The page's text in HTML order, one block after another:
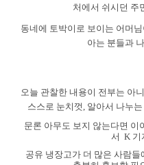
처에서 쉬시던 주
동네에 토박이로 보이는 어머
아는 분들과
오늘 관찰한 내용이 전부는 아
스스로 눈치껏, 알아서 나누
문론 아무도 보지 않는다면 이
서 K 기
공유 냉장고가 더 많은 사람